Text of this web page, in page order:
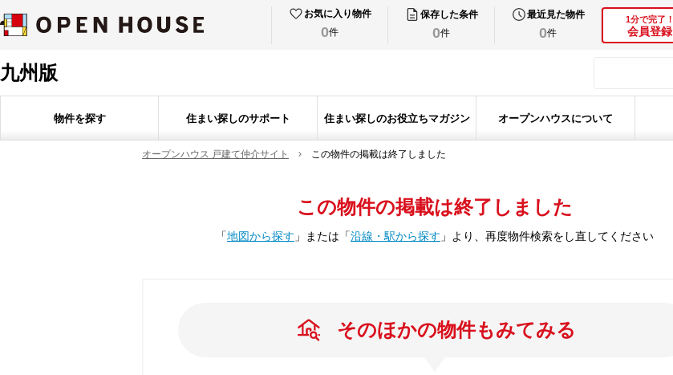
お気に入り物件
0件
保存した条件
0件
最近見た物件
0件
1分で完了！
会員登録
九州版
物件を探す 住まい探しのサポート 住まい探しのお役立ちマガジン オープンハウスについて
オープンハウス 戸建て仲介サイト この物件の掲載は終了しました
この物件の掲載は終了しました
「地図から探す 」 または 「沿線・駅から探す 」 より、再度物件検索をし直してください
そのほかの物件もみてみる